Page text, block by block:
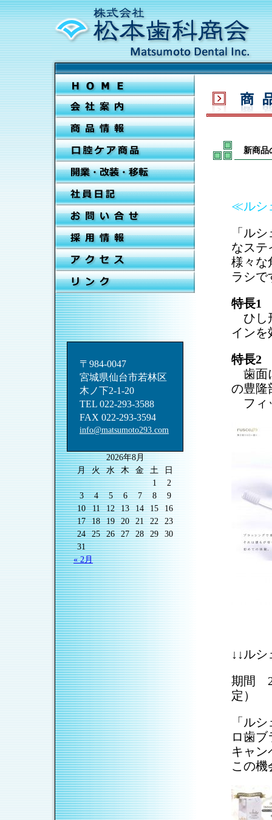
〒984-0047
宮城県仙台市若林区
木ノ下2-1-20
TEL 022-293-3588
FAX 022-293-3594
info@matsumoto293.com
2026年8月
月
火 水 木 金 土
日
1
2
3
4 5 6 7 8
9
10
11 12 13 14 15
16
17
18 19 20 21 22
23
24
25 26 27 28 29
30
31
« 2月
新商品
≪ルシ
「ル
なステ
様々な
ラシで
特長1
ひし
インを
特長2
歯面
の豊隆
フィ
↓↓ル
期間
定）
「ル
ロ歯ブ
キャン
この機